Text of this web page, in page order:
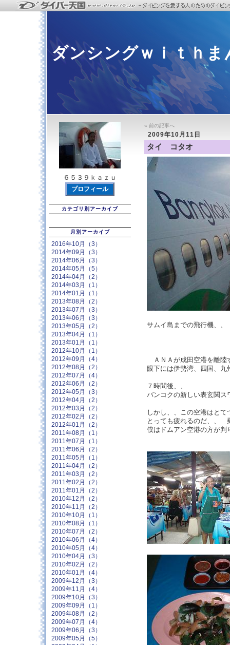
ダンシングｗｉｔｈま
« 前の記事へ
2009年10月11日
タイ コタオ
サムイ島までの飛行機、
ＡＮＡが成田空港を離
眼下には伊勢湾、四国、
７時間後、、
バンコクの新しい表玄関ス
しかし、、この空港はと
とっても疲れるのだ、、
僕はドムアン空港の方が判
６５３９ｋａｚｕ
プロフィール
カテゴリ別アーカイブ
月別アーカイブ
2016年10月（3）
2014年09月（3）
2014年06月（3）
2014年05月（5）
2014年04月（2）
2014年03月（1）
2014年01月（1）
2013年08月（2）
2013年07月（3）
2013年06月（3）
2013年05月（2）
2013年04月（1）
2013年01月（1）
2012年10月（1）
2012年09月（4）
2012年08月（2）
2012年07月（4）
2012年06月（2）
2012年05月（3）
2012年04月（2）
2012年03月（2）
2012年02月（2）
2012年01月（2）
2011年08月（1）
2011年07月（1）
2011年06月（2）
2011年05月（1）
2011年04月（2）
2011年03月（2）
2011年02月（2）
2011年01月（2）
2010年12月（2）
2010年11月（2）
2010年10月（1）
2010年08月（1）
2010年07月（2）
2010年06月（4）
2010年05月（4）
2010年04月（3）
2010年02月（2）
2010年01月（4）
2009年12月（3）
2009年11月（4）
2009年10月（3）
2009年09月（1）
2009年08月（2）
2009年07月（4）
2009年06月（3）
2009年05月（5）